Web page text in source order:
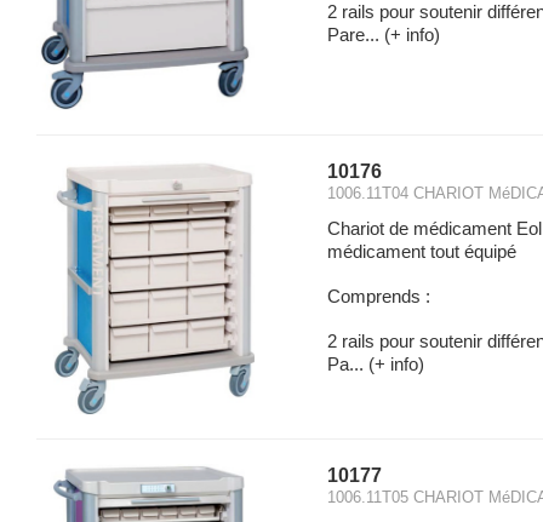
2 rails pour soutenir
Pare... (+ info)
10176
1006.11T04 CHARIOT
Chariot de médicament
médicament tout équipé
Comprends :
2 rails pour soutenir
Pa... (+ info)
10177
1006.11T05 CHARIOT